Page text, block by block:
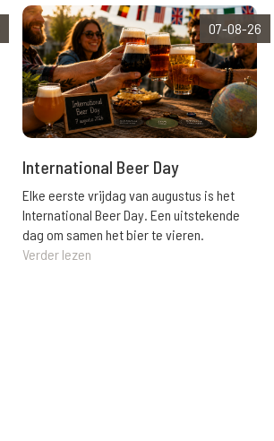
07-08-26
International Beer Day
Elke eerste vrijdag van augustus is het
International Beer Day. Een uitstekende
dag om samen het bier te vieren.
Verder lezen